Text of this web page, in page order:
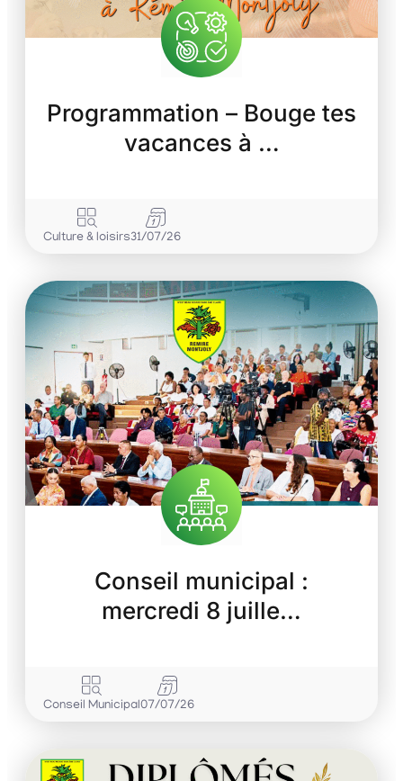
Programmation – Bouge tes
vacances à …
Culture & loisirs31/07/26
Conseil municipal :
mercredi 8 juille…
Conseil Municipal07/07/26